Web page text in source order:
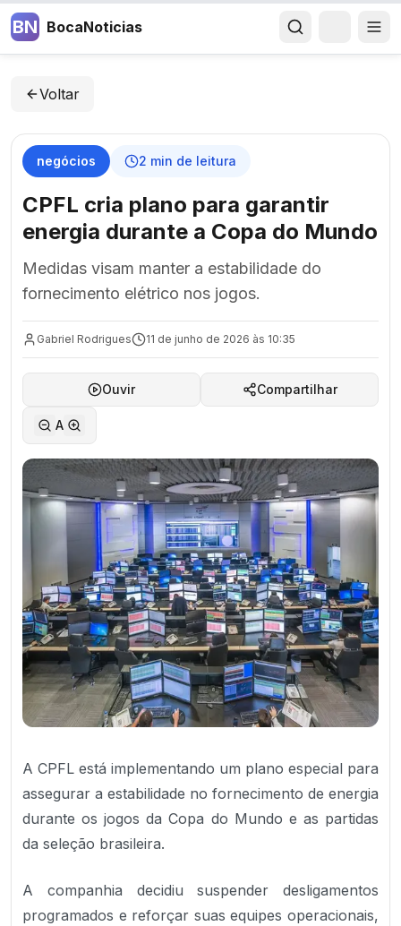
BN BocaNoticias
Voltar
negócios 2 min de leitura
CPFL cria plano para garantir
energia durante a Copa do Mundo
Medidas visam manter a estabilidade do
fornecimento elétrico nos jogos.
Gabriel Rodrigues 11 de junho de 2026 às 10:35
Ouvir Compartilhar
A
A CPFL está implementando um plano especial para
assegurar a estabilidade no fornecimento de energia
durante os jogos da Copa do Mundo e as partidas
da seleção brasileira.
A companhia decidiu suspender desligamentos
programados e reforçar suas equipes operacionais,